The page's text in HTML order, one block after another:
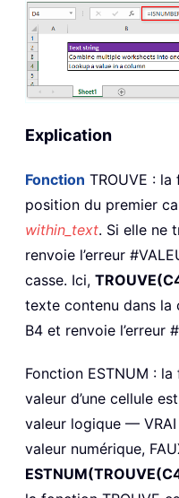
Explication
Fonction TROUVE :
position du premier
within_text. Si elle ne
renvoie l’erreur
casse. Ici,
texte contenu dans la
B4 et renvoie l’erreur
Fonction ESTNUM :
valeur d’une cellule
valeur logique —
valeur numérique,